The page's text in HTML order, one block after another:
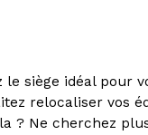
le siège idéal pour
relocaliser vos
? Ne cherchez